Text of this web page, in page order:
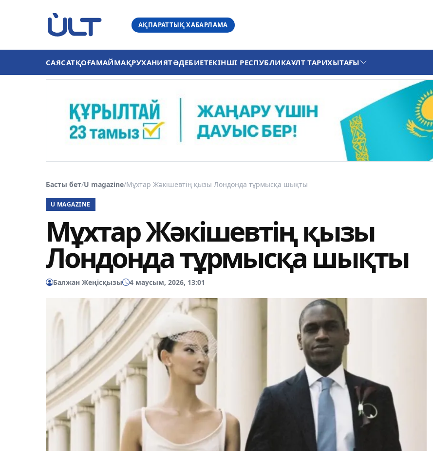
АҚПАРАТТЫҚ ХАБАРЛАМА
САЯСАТҚОҒАМАЙМАҚРУХАНИЯТӘДЕБИЕТЕКІНШІ РЕСПУБЛИКАҰЛТ ТАРИХЫТАҒЫ
Басты бет/U magazine/Мұхтар Жәкішевтің қызы Лондонда тұрмысқа шықты
U MAGAZINE
Мұхтар Жәкішевтің қызы
Лондонда тұрмысқа шықты
Балжан Жеңісқызы 4 маусым, 2026, 13:01